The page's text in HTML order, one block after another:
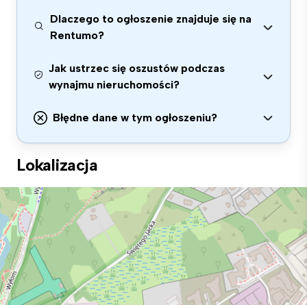
Dlaczego to ogłoszenie znajduje się na
Rentumo?
Jak ustrzec się oszustów podczas
wynajmu nieruchomości?
Błędne dane w tym ogłoszeniu?
Lokalizacja